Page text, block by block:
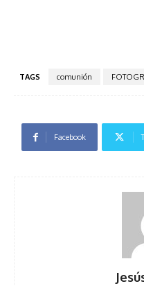
TAGS comunión
Facebook